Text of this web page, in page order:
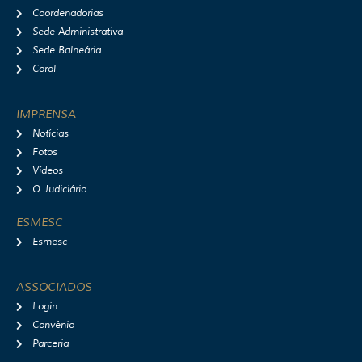
Coordenadorias
Sede Administrativa
Sede Balneária
Coral
IMPRENSA
Notícias
Fotos
Vídeos
O Judiciário
ESMESC
Esmesc
ASSOCIADOS
Login
Convênio
Parceria